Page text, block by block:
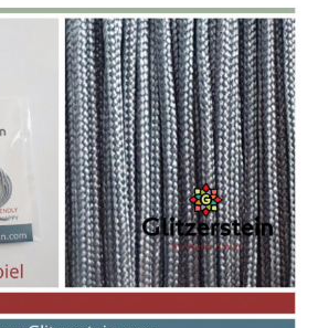
Dieses
Produkt
weist
mehrere
Varianten
auf.
Die
Optionen
können
auf
der
Preisspanne:
3,00 €
bis
3,40 €